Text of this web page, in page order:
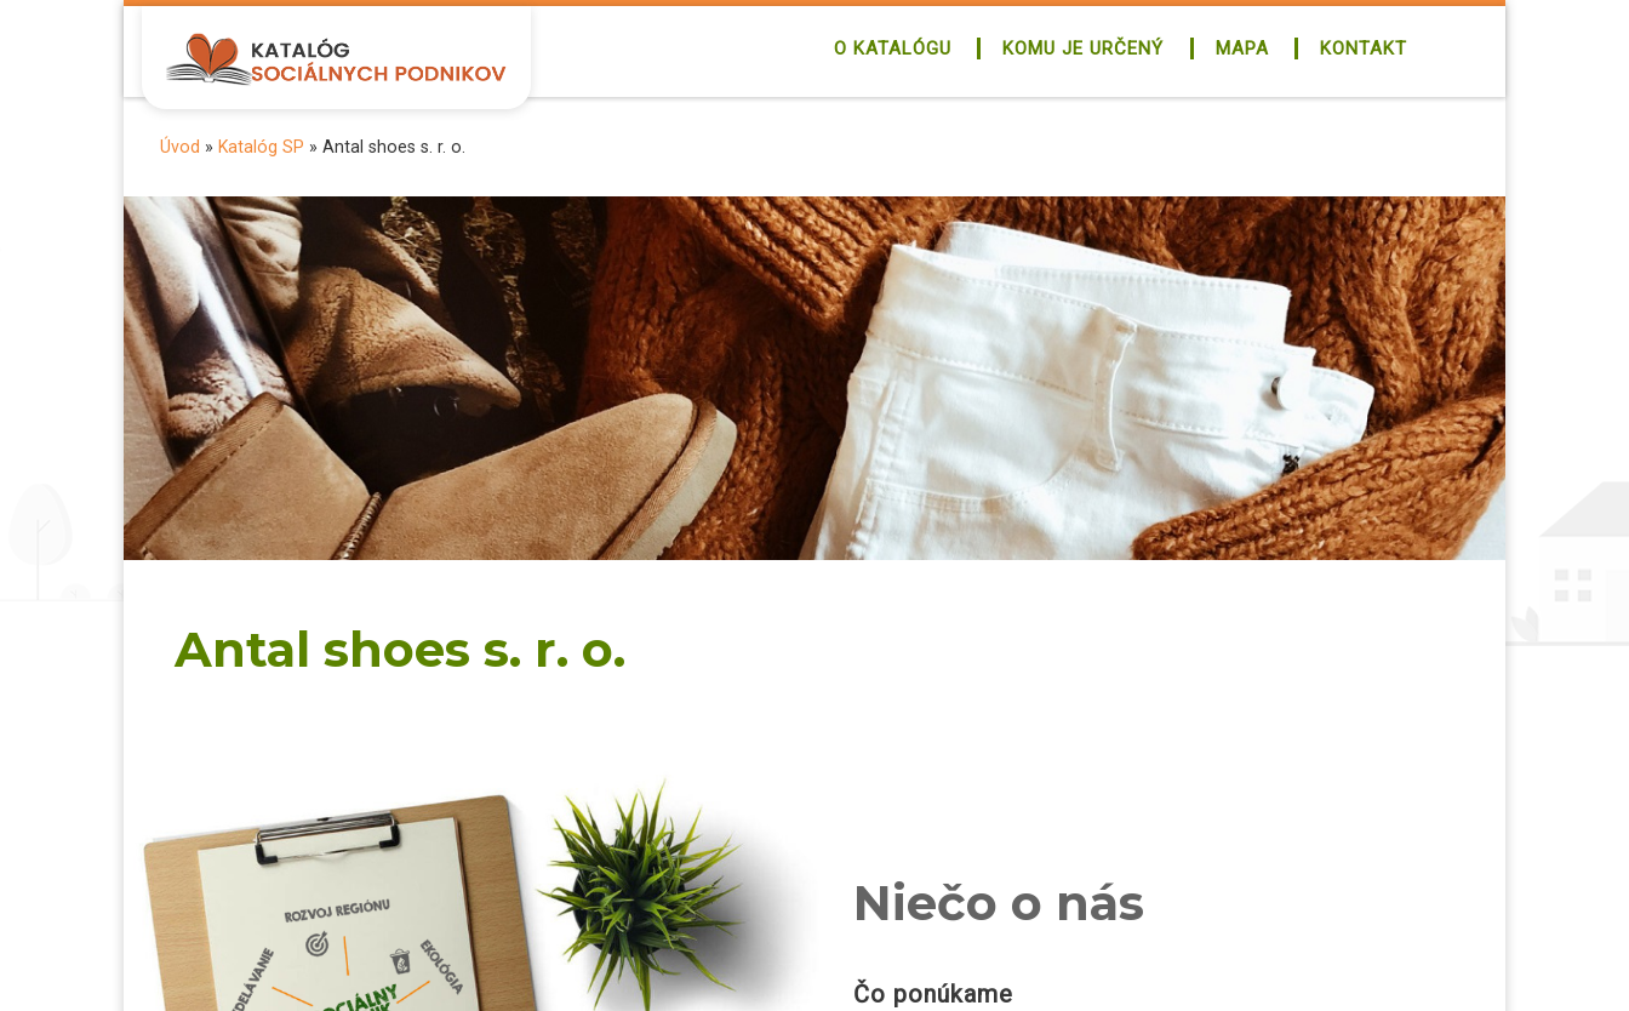
Zobraziť celý obsah
O KATALÓGU KOMU JE URČENÝ MAPA KONTAKT
Úvod » Katalóg SP » Antal shoes s. r. o.
Antal shoes s. r. o.
Niečo o nás
Čo ponúkame